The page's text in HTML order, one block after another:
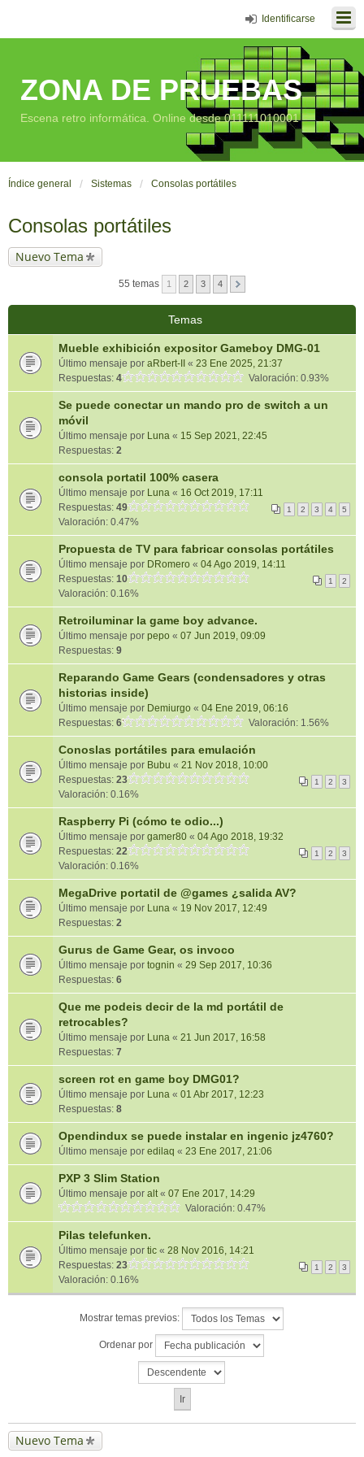
Identificarse
ZONA DE PRUEBAS
Escena retro informática. Online desde 011111010001
Índice general Sistemas Consolas portátiles
Consolas portátiles
Nuevo Tema
55 temas 1 2 3 4
Temas
Mueble exhibición expositor Gameboy DMG-01
Último mensaje por aRbert-II « 23 Ene 2025, 21:37
Respuestas: 4 Valoración: 0.93%
Se puede conectar un mando pro de switch a un
móvil
Último mensaje por Luna « 15 Sep 2021, 22:45
Respuestas: 2
consola portatil 100% casera
Último mensaje por Luna « 16 Oct 2019, 17:11
Respuestas: 49 1 2 3 4 5
Valoración: 0.47%
Propuesta de TV para fabricar consolas portátiles
Último mensaje por DRomero « 04 Ago 2019, 14:11
Respuestas: 10 1 2
Valoración: 0.16%
Retroiluminar la game boy advance.
Último mensaje por pepo « 07 Jun 2019, 09:09
Respuestas: 9
Reparando Game Gears (condensadores y otras
historias inside)
Último mensaje por Demiurgo « 04 Ene 2019, 06:16
Respuestas: 6 Valoración: 1.56%
Conoslas portátiles para emulación
Último mensaje por Bubu « 21 Nov 2018, 10:00
Respuestas: 23 1 2 3
Valoración: 0.16%
Raspberry Pi (cómo te odio...)
Último mensaje por gamer80 « 04 Ago 2018, 19:32
Respuestas: 22 1 2 3
Valoración: 0.16%
MegaDrive portatil de @games ¿salida AV?
Último mensaje por Luna « 19 Nov 2017, 12:49
Respuestas: 2
Gurus de Game Gear, os invoco
Último mensaje por tognin « 29 Sep 2017, 10:36
Respuestas: 6
Que me podeis decir de la md portátil de
retrocables?
Último mensaje por Luna « 21 Jun 2017, 16:58
Respuestas: 7
screen rot en game boy DMG01?
Último mensaje por Luna « 01 Abr 2017, 12:23
Respuestas: 8
Opendindux se puede instalar en ingenic jz4760?
Último mensaje por edilaq « 23 Ene 2017, 21:06
PXP 3 Slim Station
Último mensaje por alt« 07 Ene 2017, 14:29
Valoración: 0.47%
Pilas telefunken.
Último mensaje por tic « 28 Nov 2016, 14:21
Respuestas: 23 1 2 3
Valoración: 0.16%
Mostrar temas previos:
Ordenar por
Nuevo Tema